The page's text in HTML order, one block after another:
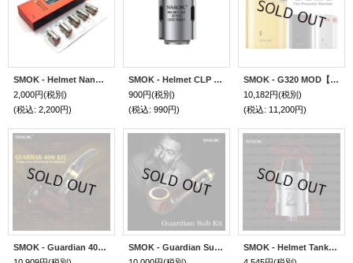
SMOK - Helmet Nano CLP 【交換コイル・5個セット】
2,000円(税別)
(税込: 2,200円)
SMOK - Helmet CLP 【交換コイル・5個セット】
900円(税別)
(税込: 990円)
SMOK - G320 MOD【温度管理機能・アップデート機能付き・電子タバコ／VAPE】
10,182円(税別)
(税込: 11,200円)
SMOK - Guardian 40W Kit【温度管理機能・アップデート機能付き・電子タバコ・VAPEスターターキット】
SMOK - Guardian Sub Kit【電子タバコ・VAPEスターターキット】
SMOK - Helmet Tank【電子タバコ・VAPEアトマイザー】